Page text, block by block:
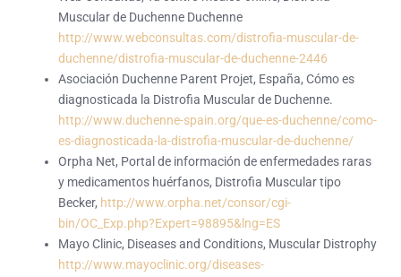
Muscular de Duchenne Duchenne
http://www.webconsultas.com/distrofia-muscular-de-
duchenne/distrofia-muscular-de-duchenne-2446
Asociación Duchenne Parent Projet, España, Cómo es
diagnosticada la Distrofia Muscular de Duchenne.
http://www.duchenne-spain.org/que-es-duchenne/como-
es-diagnosticada-la-distrofia-muscular-de-duchenne/
Orpha Net, Portal de información de enfermedades raras
y medicamentos huérfanos, Distrofia Muscular tipo
Becker, http://www.orpha.net/consor/cgi-
bin/OC_Exp.php?Expert=98895&lng=ES
Mayo Clinic, Diseases and Conditions, Muscular Distrophy
http://www.mayoclinic.org/diseases-